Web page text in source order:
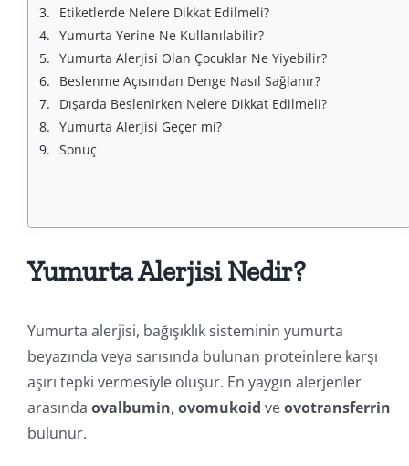
Etiketlerde Nelere Dikkat Edilmeli?
Yumurta Yerine Ne Kullanılabilir?
Yumurta Alerjisi Olan Çocuklar Ne Yiyebilir?
Beslenme Açısından Denge Nasıl Sağlanır?
Dışarda Beslenirken Nelere Dikkat Edilmeli?
Yumurta Alerjisi Geçer mi?
Sonuç
Yumurta Alerjisi Nedir?
Yumurta alerjisi, bağışıklık sisteminin yumurta
beyazında veya sarısında bulunan proteinlere karşı
aşırı tepki vermesiyle oluşur. En yaygın alerjenler
arasında ovalbumin, ovomukoid veovotransferrin
bulunur.